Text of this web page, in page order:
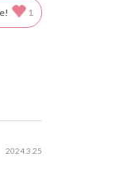
1
2024.3.25